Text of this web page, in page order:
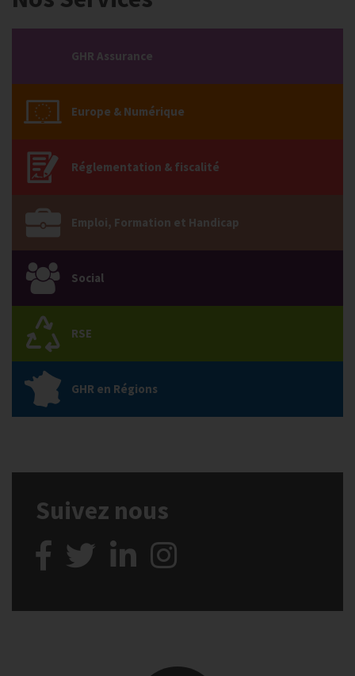
GHR Assurance
Europe & Numérique
Réglementation & fiscalité
Emploi, Formation et Handicap
Social
RSE
GHR en Régions
Suivez nous